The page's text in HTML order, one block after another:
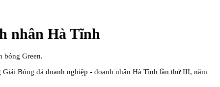
nhân Hà Tĩnh
bóng Green.
Bóng đá doanh nghiệp - doanh nhân Hà Tĩnh lần thứ III, năm